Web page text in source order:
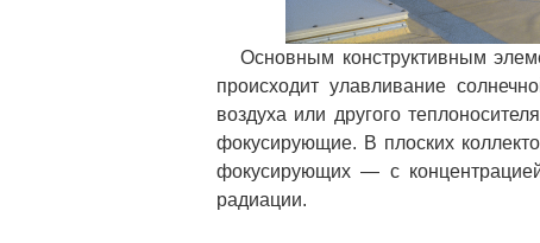
Основным конструктивным
происходит улавливание
воздуха или другого
фокусирующие. В плоских
фокусирующих — с
радиации.